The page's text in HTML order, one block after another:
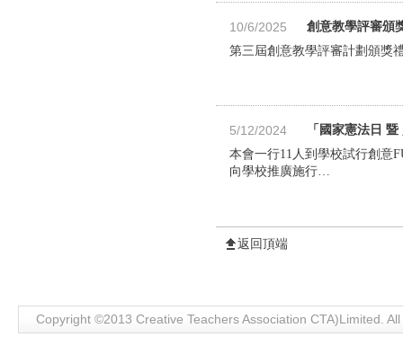
10/6/2025
創意教學評審頒
第三屆創意教學評審計劃頒獎
5/12/2024
「國家憲法⽇
本會一行11人到學校試行創意
向學校推廣施行…
返回頂端
Copyright ©2013 Creative Teachers Association CTA)Limited.